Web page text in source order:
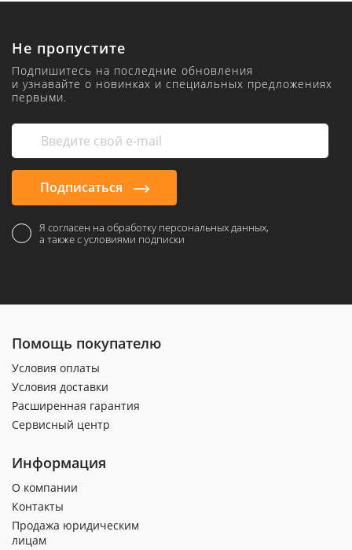
Не пропустите
Подпишитесь на последние обновления
и узнавайте о новинках и специальных предложениях
первыми.
Подписаться
Я согласен на обработку персональных данных,
а также с условиями подписки
Помощь покупателю
Условия оплаты
Условия доставки
Расширенная гарантия
Сервисный центр
Информация
О компании
Контакты
Продажа юридическим
лицам